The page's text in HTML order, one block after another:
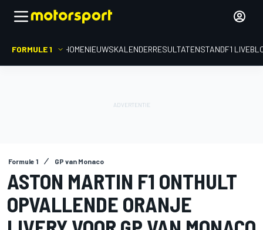
FORMULE 1 HOMENIEUWSKALENDERRESULTATENSTANDF1
Formule 1 GP van Monaco
ASTON MARTIN F1 ONTHULT
OPVALLENDE ORANJE